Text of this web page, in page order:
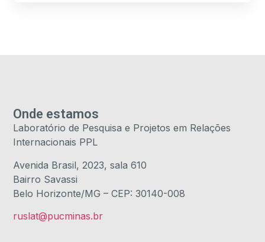
Onde estamos
Laboratório de Pesquisa e Projetos em Relações
Internacionais PPL
Avenida Brasil, 2023, sala 610
Bairro Savassi
Belo Horizonte/MG – CEP: 30140-008
ruslat@pucminas.br